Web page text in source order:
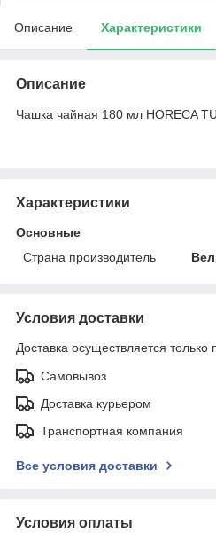
Описание Характеристики
Описание
Чашка чайная 180 мл HORECA
Характеристики
Основные
Страна производитель
Условия доставки
Доставка осуществляется только
Самовывоз
Доставка курьером
Транспортная компания
Все условия доставки
Условия оплаты